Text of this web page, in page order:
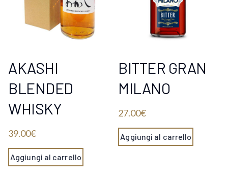
AKASHI
BLENDED
WHISKY
39.00€
Aggiungi al carrello
BITTER GRAN
MILANO
27.00€
Aggiungi al carrello